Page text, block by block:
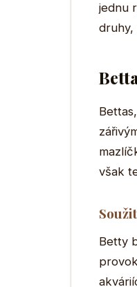
jednu
druhy,
však
Betty